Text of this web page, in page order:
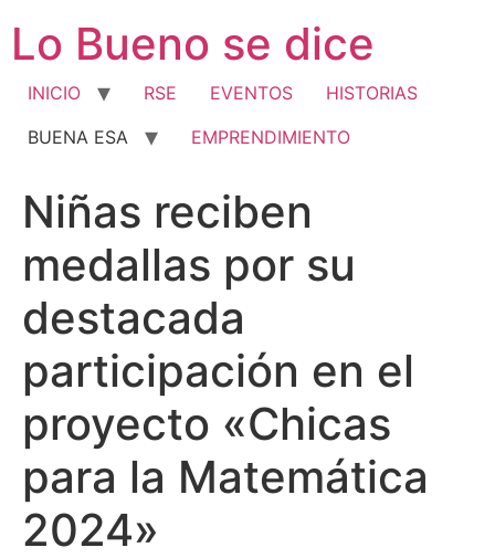
contenido
Lo Bueno se dice
INICIO RSE EVENTOS
HISTORIAS
BUENA ESA
EMPRENDIMIENTO
Niñas reciben
medallas por su
destacada
participación en el
proyecto «Chicas
para la Matemática
2024»